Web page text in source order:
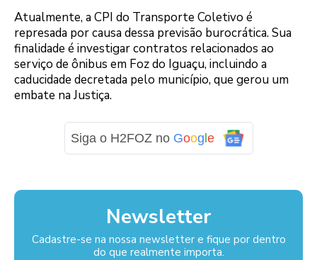
Atualmente, a CPI do Transporte Coletivo é
represada por causa dessa previsão burocrática. Sua
finalidade é investigar contratos relacionados ao
serviço de ônibus em Foz do Iguaçu, incluindo a
caducidade decretada pelo município, que gerou um
embate na Justiça.
Siga o H2FOZ no Google
Newsletter
Cadastre-se na nossa newsletter e fique por dentro
do que realmente importa.